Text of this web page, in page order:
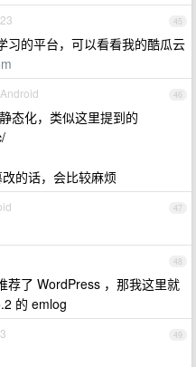
45
习的平台，可以看看我的酷瓜云
46
态化，类似这里提到的
的话，会比较麻烦
47
48
荐了 WordPress ，那我这里就
的 emlog
49